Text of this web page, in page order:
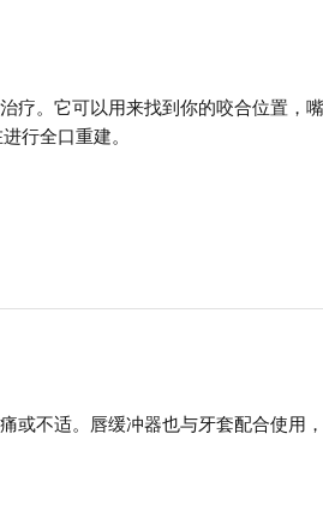
疗。它可以用来找到你的咬合位置，
行全口重建。
或不适。唇缓冲器也与牙套配合使用